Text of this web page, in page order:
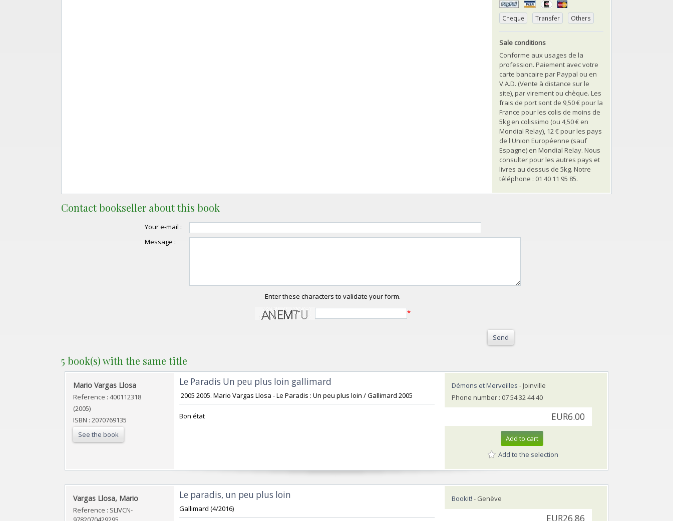
Cheque Transfer Others
Sale conditions
Conforme aux usages de la
profession. Paiement avec votre
carte bancaire par Paypal ou en
V.A.D. (Vente à distance sur le
site), par virement ou chèque. Les
frais de port sont de 9,50 € pour la
France pour les colis de moins de
5kg en colissimo (ou 4,50 € en
Mondial Relay), 12 € pour les pays
de l'Union Européenne (sauf
Espagne) en Mondial Relay. Nous
consulter pour les autres pays et
livres au dessus de 5kg. Notre
téléphone : 01 40 11 95 85.
Contact bookseller about this book
Your e-mail :
Message :
Enter these characters to validate your form.
*
Send
5 book(s) with the same title
‎Mario Vargas Llosa‎
Reference : 400112318
(2005)
ISBN : 2070769135
See the book
‎Le Paradis Un peu plus loin gallimard‎
‎ 2005 2005. Mario Vargas Llosa - Le Paradis : Un peu plus loin / Gallimard 2005‎
‎Bon état‎
Démons et Merveilles - Joinville
Phone number : 07 54 32 44 40
EUR6.00
Add to cart
Add to the selection
‎Vargas Llosa, Mario‎
Reference : SLIVCN-
‎Le paradis, un peu plus loin‎
‎Gallimard (4/2016)‎
Bookit! - Genève
EUR26.86